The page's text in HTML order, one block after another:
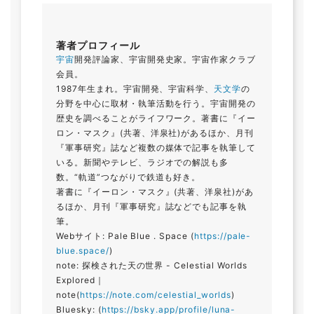
著者プロフィール
宇宙開発評論家、宇宙開発史家。宇宙作家クラブ
会員。
1987年生まれ。宇宙開発、宇宙科学、 天文学の
分野を中心に取材・執筆活動を行う。宇宙開発の
歴史を調べることがライフワーク。著書に『イー
ロン・マスク』(共著、洋泉社)があるほか、月刊
『軍事研究』誌など複数の媒体で記事を執筆して
いる。新聞やテレビ、ラジオでの解説も多
数。“軌道”つながりで鉄道も好き。
著書に『イーロン・マスク』(共著、洋泉社)があ
るほか、月刊『軍事研究』誌などでも記事を執
筆。
Webサイト: Pale Blue . Space (https://pale-
blue.space/)
note: 探検された天の世界 - Celestial Worlds
Explored｜
note(https://note.com/celestial_worlds)
Bluesky: (https://bsky.app/profile/luna-